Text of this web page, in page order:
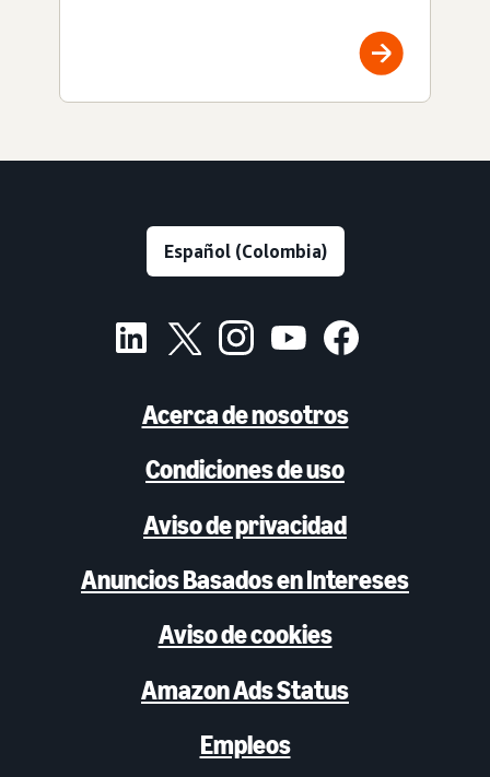
Acerca de nosotros
Condiciones de uso
Aviso de privacidad
Anuncios Basados en Intereses
Aviso de cookies
Amazon Ads Status
Empleos